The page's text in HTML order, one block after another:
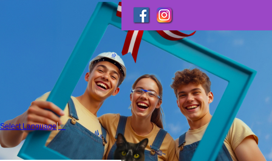
Select Language ▼